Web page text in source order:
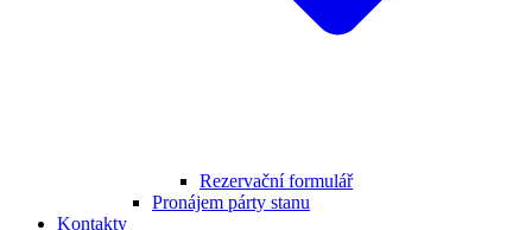
Rezervační formulář
Pronájem párty stanu
Kontakty